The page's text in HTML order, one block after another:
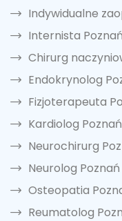
Indywidualne
Internista Poznań
Chirurg
Endokrynolog
Fizjoterapeuta
Kardiolog Poznań
Neurochirurg
Neurolog Poznań
Osteopatia
Reumatolog